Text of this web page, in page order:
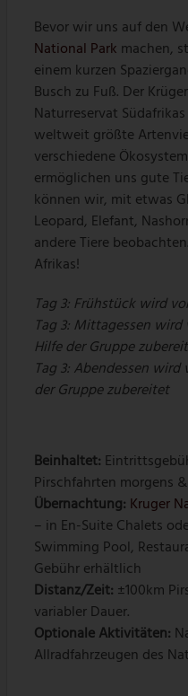
Bevor wir uns auf den
National Park machen,
einem kurzen
Busch zu Fuß. Der
Naturreservat
weltweit größte
verschiedene
ermöglichen uns gute
können wir, mit etwas
Leopard, Elefant,
andere Tiere
Afrikas!
Tag 3: Frühstück wird
Tag 3: Mittagessen
Hilfe der Gruppe
Tag 3: Abendessen
der Gruppe zubereitet
Beinhaltet:
Pirschfahrten morgens
Übernachtung: Kruger
– in En-Suite Chalets
Swimming Pool,
Gebühr erhältlich
Distanz/Zeit: ±100km
variabler Dauer.
Optionale Aktivitäten:
Allradfahrzeugen des